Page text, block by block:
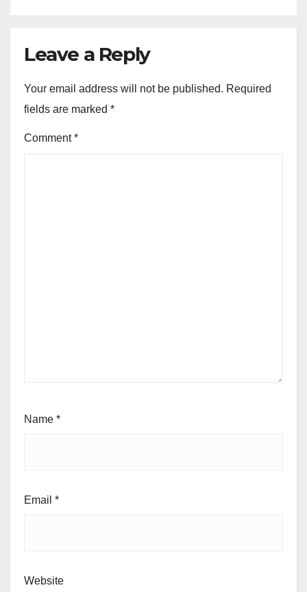
Leave a Reply
Your email address will not be published. Required
fields are marked *
Comment*
Name *
Email *
Website